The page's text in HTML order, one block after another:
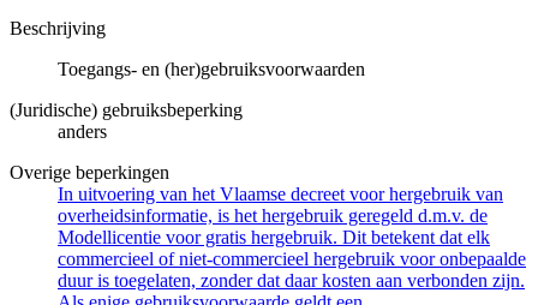
Beschrijving
Toegangs- en (her)gebruiksvoorwaarden
(Juridische) gebruiksbeperking
anders
Overige beperkingen
In uitvoering van het Vlaamse decreet voor hergebruik van
overheidsinformatie, is het hergebruik geregeld d.m.v. de
Modellicentie voor gratis hergebruik. Dit betekent dat elk
commercieel of niet-commercieel hergebruik voor onbepaalde
duur is toegelaten, zonder dat daar kosten aan verbonden zijn.